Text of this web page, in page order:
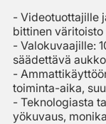
- Videotuottajille
bittinen väritoisto
- Valokuvaajille:
säädettävä aukko
-
toiminta-aika,
- Teknologiasta
yökuvaus,